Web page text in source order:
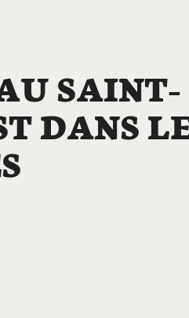
SAINT-
DANS